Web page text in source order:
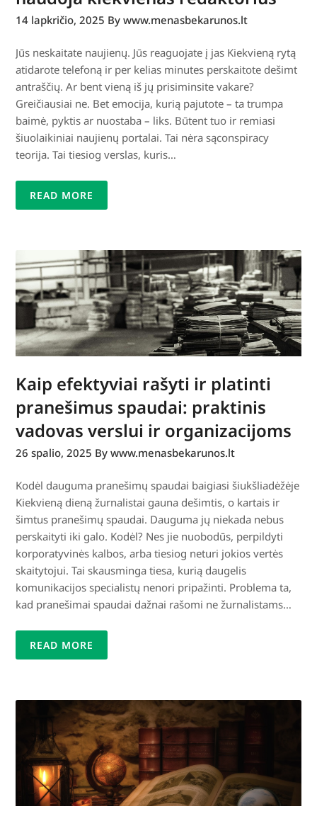
14 lapkričio, 2025 By www.menasbekarunos.lt
Jūs neskaitate naujienų. Jūs reaguojate į jas Kiekvieną rytą
atidarote telefoną ir per kelias minutes perskaitote dešimt
antraščių. Ar bent vieną iš jų prisiminsite vakare?
Greičiausiai ne. Bet emocija, kurią pajutote – ta trumpa
baimė, pyktis ar nuostaba – liks. Būtent tuo ir remiasi
šiuolaikiniai naujienų portalai. Tai nėra sąconspiracy
teorija. Tai tiesiog verslas, kuris…
READ MORE
Kaip efektyviai rašyti ir platinti
pranešimus spaudai: praktinis
vadovas verslui ir organizacijoms
26 spalio, 2025 By www.menasbekarunos.lt
Kodėl dauguma pranešimų spaudai baigiasi šiukšliadėžėje
Kiekvieną dieną žurnalistai gauna dešimtis, o kartais ir
šimtus pranešimų spaudai. Dauguma jų niekada nebus
perskaityti iki galo. Kodėl? Nes jie nuobodūs, perpildyti
korporatyvinės kalbos, arba tiesiog neturi jokios vertės
skaitytojui. Tai skausminga tiesa, kurią daugelis
komunikacijos specialistų nenori pripažinti. Problema ta,
kad pranešimai spaudai dažnai rašomi ne žurnalistams…
READ MORE